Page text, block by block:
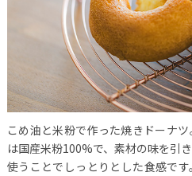
こめ油と米粉で作った焼きドーナ
は国産米粉100%で、素材の味を引
使うことでしっとりとした食感で